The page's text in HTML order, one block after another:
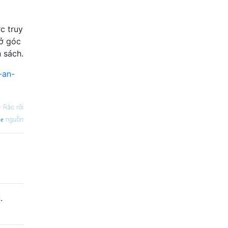
truy
góc
Rắc rối
nguồn